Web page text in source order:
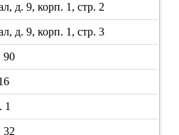
д. 9, корп. 1, стр. 2
д. 9, корп. 1, стр. 3
90
1
32